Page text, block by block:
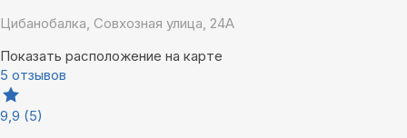
Цибанобалка, Совхозная улица, 24А
Показать расположение на карте
5 отзывов
9,9 (5)